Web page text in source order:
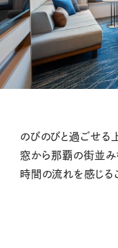
のびのびと過ごせる
窓から那覇の街並み
時間の流れを感じる